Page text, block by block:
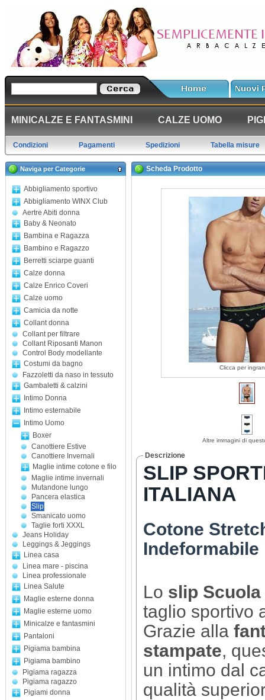
MINICALZE E FANTASMINI CALZE UOMO
Condizioni Pagamenti Spedizioni Tabella misure
Naviga per Categorie
Abbigliamento sportivo
Abbigliamento WINX Club
Aertre Abiti donna
Baby & Neonato
Bambina e Ragazza
Bambino e Ragazzo
Berretti sciarpe guanti
Calze donna
Calze Enrico Coveri
Calze uomo
Camicia da notte
Collant donna
Collant per filtrare
Collant Riposanti Manon
Control Body modellante
Costumi da bagno
Fazzoletti da naso in tessuto
Gambaletti & calzini
Intimo Donna
Intimo esternabile
Intimo Uomo
Boxer
Canottiere Estive
Canottiere Invernali
Maglie intime cotone e filo
Maglie intime invernali
Mutandone lungo
Pancera elastica
Slip
Smanicato uomo
Taglie forti XXXL
Jeans Holiday
Leggings & Jeggings
Linea casa
Linea mare - piscina
Linea professionale
Linea Salute
Maglie esterne donna
Maglie esterne uomo
Minicalze e fantasmini
Pantaloni
Pigiama bambina
Pigiama bambino
Pigiama ragazza
Pigiama ragazzo
Pigiami donna
Scheda Prodotto
Clicca per
Altre immagini di
Descrizione
SLIP
ITALIANA
Cotone
Indeformabile
Lo slip
taglio sportivo
Grazie alla
stampate,
un intimo dal
qualità